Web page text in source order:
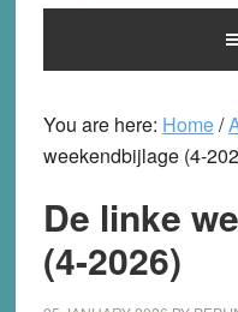
You are here: Home/
weekendbijlage (4-
De linke
(4-2026)